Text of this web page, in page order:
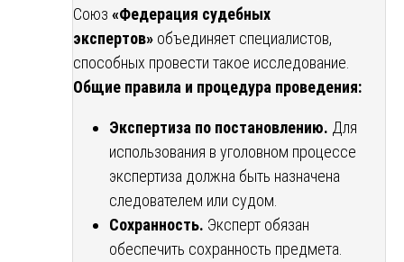
Союз «Федерация судебных
экспертов» объединяет специалистов,
способных провести такое исследование.
Общие правила и процедура проведения:
Экспертиза по постановлению. Для
использования в уголовном процессе
экспертиза должна быть назначена
следователем или судом.
Сохранность. Эксперт обязан
обеспечить сохранность предмета.